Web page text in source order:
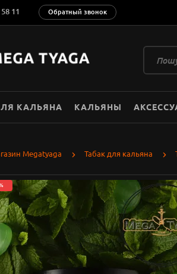
11 Обратный звонок
КАЛЬЯНА КАЛЬЯНЫ
Megatyaga Табак для кальяна